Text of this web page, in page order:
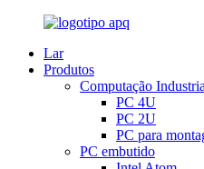
Lar
Produtos
Computação
PC 4U
PC 2U
PC para
PC embutido